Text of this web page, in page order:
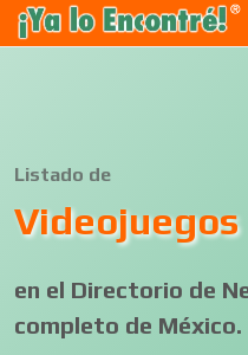
Listado de
Videojuegos
en el Directorio de
completo de México.